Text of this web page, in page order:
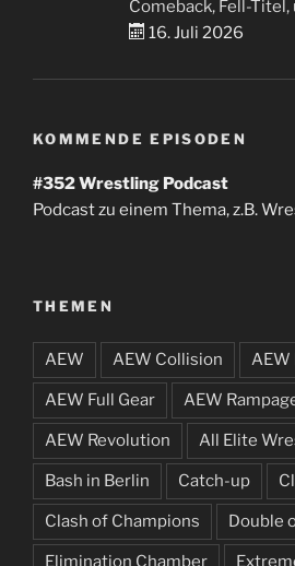
Comeback, Fell-Titel,
16. Juli 2026
KOMMENDE EPISODEN
#352Wrestling Podcast
Podcast zu einem Thema, z.B.
THEMEN
AEW AEW Collision
AEW Full Gear AEW
AEW Revolution All Elite
Bash in Berlin Catch-up
Clash of Champions Double
Elimination Chamber